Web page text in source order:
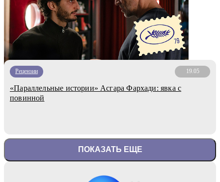
Рецензии 19.05
«Параллельные истории» Асгара Фархади: явка с
повинной
ПОКАЗАТЬ ЕЩЕ